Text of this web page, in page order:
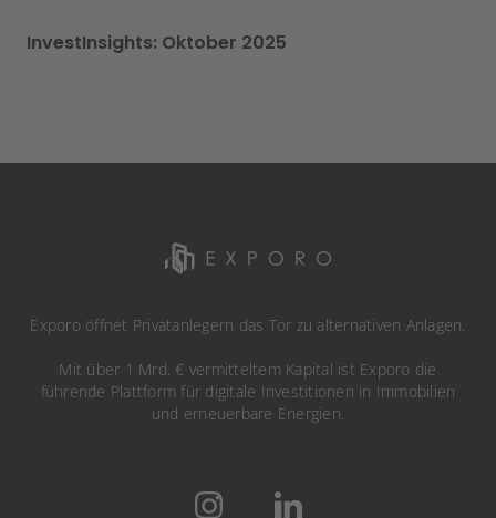
InvestInsights: Oktober 2025
Exporo öffnet Privatanlegern das Tor zu alternativen Anlagen.
Mit über 1 Mrd. € vermitteltem Kapital ist Exporo die
führende Plattform für digitale Investitionen in Immobilien
und erneuerbare Energien.